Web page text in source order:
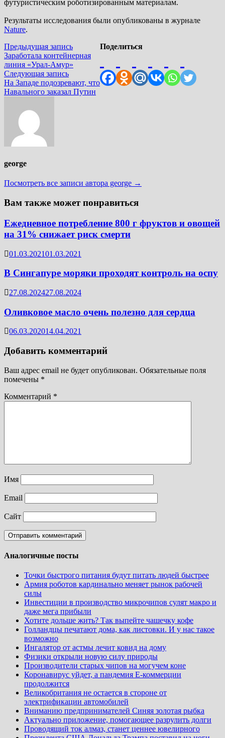
футуристическим роботизированным материалам.
Результаты исследования были опубликованы в журнале
Nature.
Поделиться
Навигация
по
записям
Предыдущая записьПредыдущая
запись:
Заработала контейнерная
линия «Урал-Амур»
Следующая записьСледующая
запись:
На Западе подозревают, что
Навального заказал Путин
george
Посмотреть все записи автора george →
Вам также может понравиться
Ежедневное потребление 800 г фруктов и овощей
на 31% снижает риск смерти
01.03.202101.03.2021
В Сингапуре моряки проходят контроль на оспу
27.08.202427.08.2024
Оливковое масло очень полезно для сердца
06.03.202014.04.2021
Добавить комментарий
Ваш адрес email не будет опубликован. Обязательные поля
помечены *
Комментарий *
Имя
Email
Сайт
Аналогичные посты
Точки быстрого питания будут питать людей быстрее
Армия роботов кардинально меняет рынок рабочей
силы
Инвестиции в производство микрочипов сулят макро и
даже мега прибыли
Хотите дольше жить? Так выпейте чашечку кофе
Голландцы печатают дома, как листовки. И у нас такое
возможно
Ингалятор от астмы лечит ковид на дому
Физики открыли новую силу природы
Производители старых чипов на могучем коне
Коронавирус уйдет, а пандемия Е-коммерции
продолжится
Великобритания не остается в стороне от
электрификации автомобилей
Вниманию предпринимателей Синяя золотая рыбка
Актуально приложение, помогающее разрулить долги
Проводящий ток алмаз, станет ценнее ювелирного